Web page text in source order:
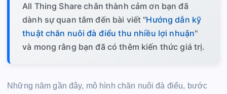
All Thing Share chân thành cảm ơn bạn đã
dành sự quan tâm đến bài viết "Hướng dẫn kỹ
thuật chăn nuôi đà điểu thu nhiều lợi nhuận"
và mong rằng bạn đã có thêm kiến thức giá trị.
Những năm gần đây, mô hình chăn nuôi đà điểu, bước